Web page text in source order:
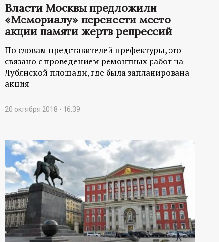
Власти Москвы предложили
«Мемориалу» перенести место
акции памяти жертв репрессий
По словам представителей префектуры, это
связано с проведением ремонтных работ на
Лубянской площади, где была запланирована
акция
20 октября 2018 - 16:39